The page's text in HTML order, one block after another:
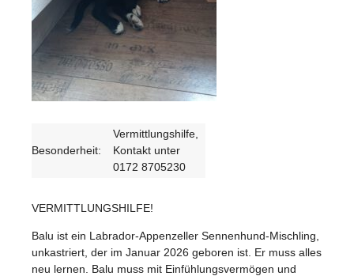
Besonderheit:
Vermittlungshilfe,
Kontakt unter
0172 8705230
VERMITTLUNGSHILFE!
Balu ist ein Labrador-Appenzeller Sennenhund-Mischling,
unkastriert, der im Januar 2026 geboren ist. Er muss alles
neu lernen. Balu muss mit Einfühlungsvermögen und